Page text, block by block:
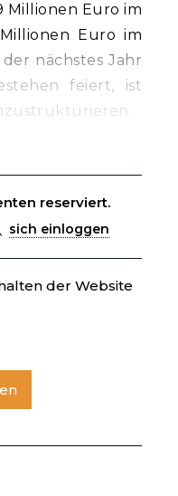
Millionen Euro im
Euro im
nächstes Jahr
feiert, ist
reserviert.
sich einloggen
der Website